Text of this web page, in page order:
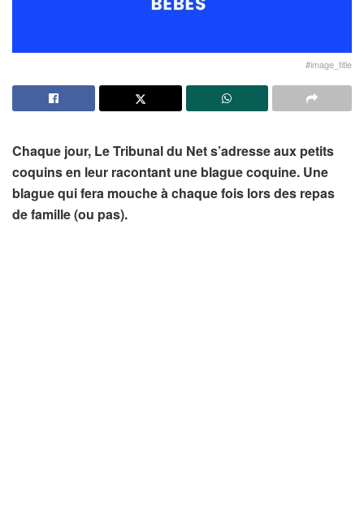
#image_title
Chaque jour, Le Tribunal du Net s’adresse aux petits
coquins en leur racontant une blague coquine. Une
blague qui fera mouche à chaque fois lors des repas
de famille (ou pas).